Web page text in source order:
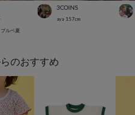
ブルベ夏
3COINS
aya 157cm
のおすすめ